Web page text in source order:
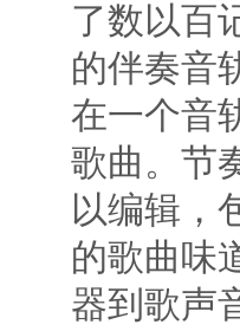
了数以百
的伴奏音
在一个音
歌曲。节
以编辑，
的歌曲味
器到歌声